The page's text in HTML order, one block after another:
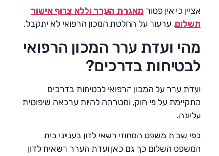
אציין כי אין פטורמאגרת הערר וללא צרוף אישור
תשלום, ערעור על החלטת המכון הרפואי לא יתקבל.
מהי ועדת ערר המכון הרפואי
לבטיחות בדרכים?
ועדת ערר על המכון הרפואי לבטיחות בדרכים
מתקיימת על פי חוק, ומטרתה להיות ערכאה שיפוטית
עליונה.
כפי שבית משפט המחוזי רשאי לדון בענייני בית
המשפט השלום כך גם כאן ועדת הערר רשאית לדון